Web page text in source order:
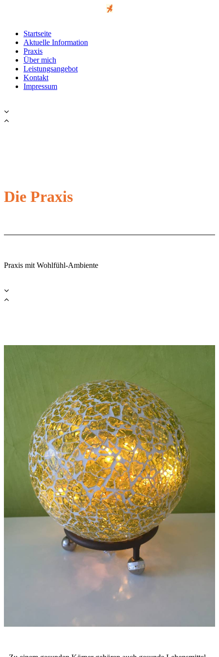
Startseite
Aktuelle Information
Praxis
Über mich
Leistungsangebot
Kontakt
Impressum
Die Praxis
Praxis mit Wohlfühl-Ambiente